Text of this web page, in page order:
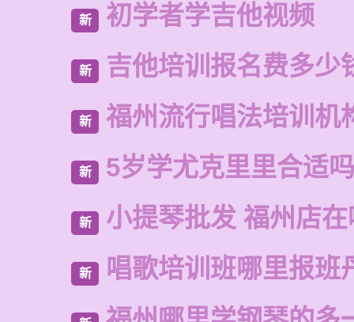
新 初学者学吉他视频
新 吉他培训报名费多少
新 福州流行唱法培训机
新 5岁学尤克里里合适吗
新 小提琴批发 福州店
新 唱歌培训班哪里报班